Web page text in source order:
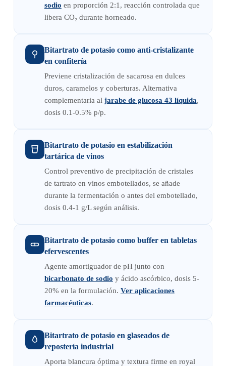
sodio en proporción 2:1, reacción controlada que
libera CO₂ durante horneado.
Bitartrato de potasio como anti-cristalizante
en confitería
Previene cristalización de sacarosa en dulces
duros, caramelos y coberturas. Alternativa
complementaria al jarabe de glucosa 43 líquida,
dosis 0.1-0.5% p/p.
Bitartrato de potasio en estabilización
tartárica de vinos
Control preventivo de precipitación de cristales
de tartrato en vinos embotellados, se añade
durante la fermentación o antes del embotellado,
dosis 0.4-1 g/L según análisis.
Bitartrato de potasio como buffer en tabletas
efervescentes
Agente amortiguador de pH junto con
bicarbonato de sodio y ácido ascórbico, dosis 5-
20% en la formulación. Ver aplicaciones
farmacéuticas.
Bitartrato de potasio en glaseados de
repostería industrial
Aporta blancura óptima y textura firme en royal